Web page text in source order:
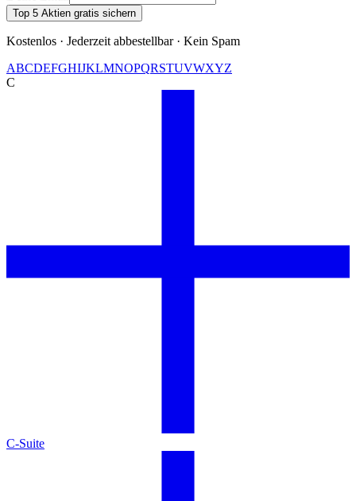
Top 5 Aktien gratis sichern
Kostenlos · Jederzeit abbestellbar · Kein Spam
ABCDEFGHIJKLMNOPQRSTUVWXYZ
C
C-Suite